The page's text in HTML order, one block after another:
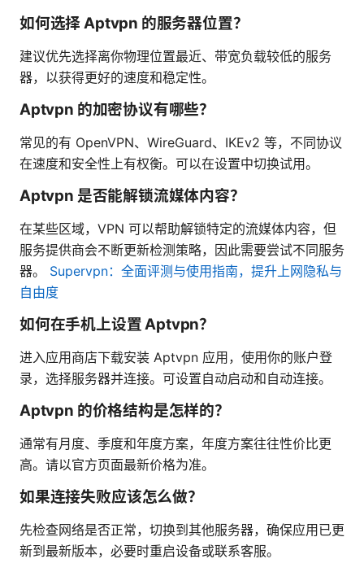
如何选择 Aptvpn 的服务器位置？
建议优先选择离你物理位置最近、带宽负载较低的服务
器，以获得更好的速度和稳定性。
Aptvpn 的加密协议有哪些？
常见的有 OpenVPN、WireGuard、IKEv2 等，不同协议
在速度和安全性上有权衡。可以在设置中切换试用。
Aptvpn 是否能解锁流媒体内容？
在某些区域，VPN 可以帮助解锁特定的流媒体内容，但
服务提供商会不断更新检测策略，因此需要尝试不同服务
器。 Supervpn：全面评测与使用指南，提升上网隐私与
自由度
如何在手机上设置 Aptvpn？
进入应用商店下载安装 Aptvpn 应用，使用你的账户登
录，选择服务器并连接。可设置自动启动和自动连接。
Aptvpn 的价格结构是怎样的？
通常有月度、季度和年度方案，年度方案往往性价比更
高。请以官方页面最新价格为准。
如果连接失败应该怎么做？
先检查网络是否正常，切换到其他服务器，确保应用已更
新到最新版本，必要时重启设备或联系客服。